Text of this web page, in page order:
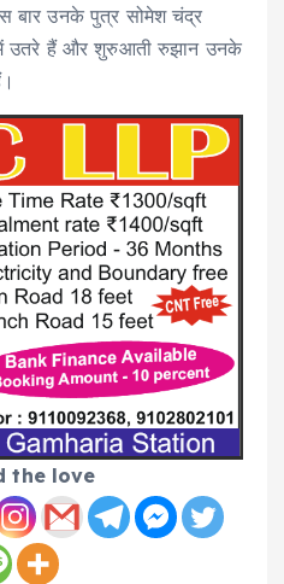
बार उनके पुत्र सोमेश चंद्र
में उतरे हैं और शुरुआती रुझान उनके
the love